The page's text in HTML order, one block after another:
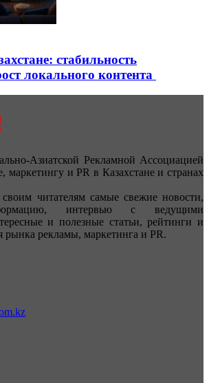
стабильность
локального контента
Азиатской Рекламной Ассоциацией
маркетингу и PR в Казахстане и странах
читателям самые свежие новости,
интервью с ведущими
и полезные статьи, рейтинги и
рынка рекламы, маркетинга и PR.